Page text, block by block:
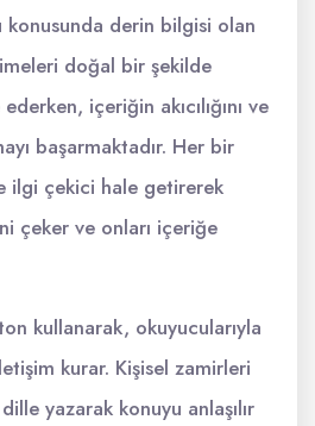
derin bilgisi olan
doğal bir şekilde
içeriğin akıcılığını ve
başarmaktadır. Her bir
ilgi çekici hale getirerek
çeker ve onları içeriğe
kullanarak, okuyucularıyla
kurar. Kişisel zamirleri
yazarak konuyu anlaşılır